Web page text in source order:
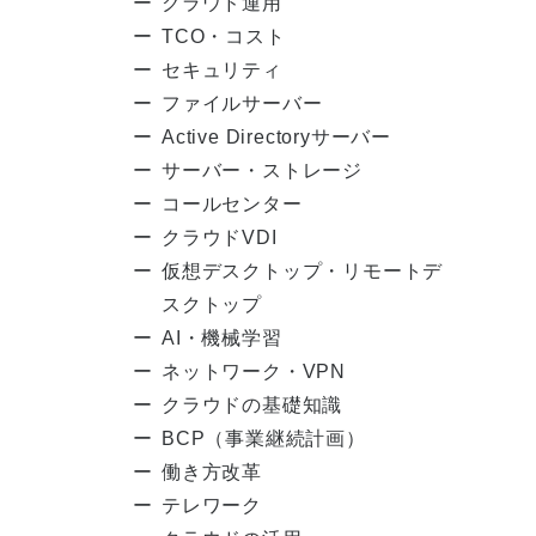
TCO・コスト
セキュリティ
ファイルサーバー
Active Directoryサーバー
サーバー・ストレージ
コールセンター
クラウドVDI
仮想デスクトップ・リモートデ
スクトップ
AI・機械学習
ネットワーク・VPN
クラウドの基礎知識
BCP（事業継続計画）
働き方改革
テレワーク